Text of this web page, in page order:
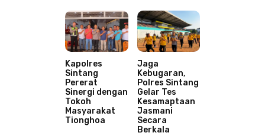
Kapolres
Sintang
Pererat
Sinergi dengan
Tokoh
Masyarakat
Tionghoa
Jaga
Kebugaran,
Polres Sintang
Gelar Tes
Kesamaptaan
Jasmani
Secara
Berkala